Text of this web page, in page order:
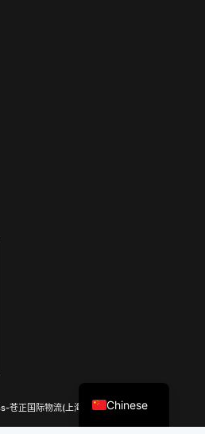
苍正国际物流(上海)有限公司 All Rights
Chinese